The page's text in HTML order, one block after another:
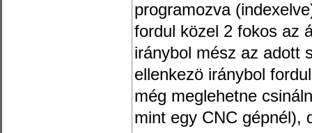
programozva
fordul közel 2 fokos az
iránybol mész az adott
ellenkezö iránybol
még meglehetne
mint egy CNC gépnél),